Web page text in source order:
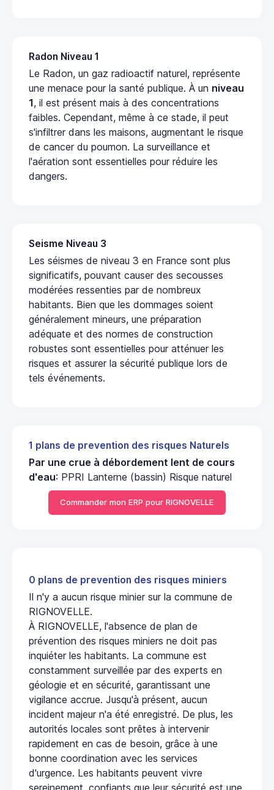
Radon Niveau 1
Le Radon, un gaz radioactif naturel, représente
une menace pour la santé publique. À un niveau
1, il est présent mais à des concentrations
faibles. Cependant, même à ce stade, il peut
s'infiltrer dans les maisons, augmentant le risque
de cancer du poumon. La surveillance et
l'aération sont essentielles pour réduire les
dangers.
Seisme Niveau 3
Les séismes de niveau 3 en France sont plus
significatifs, pouvant causer des secousses
modérées ressenties par de nombreux
habitants. Bien que les dommages soient
généralement mineurs, une préparation
adéquate et des normes de construction
robustes sont essentielles pour atténuer les
risques et assurer la sécurité publique lors de
tels événements.
1 plans de prevention des risques Naturels
Par une crue à débordement lent de cours
d'eau: PPRI Lanterne (bassin) Risque naturel
Commander mon ERP pour RIGNOVELLE
0 plans de prevention des risques miniers
Il n'y a aucun risque minier sur la commune de
RIGNOVELLE.
À RIGNOVELLE, l'absence de plan de
prévention des risques miniers ne doit pas
inquiéter les habitants. La commune est
constamment surveillée par des experts en
géologie et en sécurité, garantissant une
vigilance accrue. Jusqu'à présent, aucun
incident majeur n'a été enregistré. De plus, les
autorités locales sont prêtes à intervenir
rapidement en cas de besoin, grâce à une
bonne coordination avec les services
d'urgence. Les habitants peuvent vivre
sereinement, confiants que leur sécurité est une